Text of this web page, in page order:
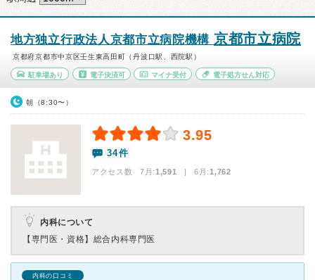
地方独立行政法人京都市立病院機構 京都市立病院
京都府京都市中京区壬生東高田町（丹波口駅、西院駅）
駐車場あり 電子決済可 マイナ受付 電子処方せん対応
朝（8:30〜）
3.95
34件
アクセス数 7月:1,591 | 6月:1,762
内科について
【専門医・資格】 総合内科専門医
内科の口コミ